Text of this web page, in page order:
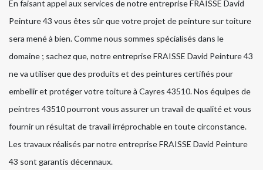
En faisant appel aux services de notre entreprise FRAISSE David
Peinture 43 vous êtes sûr que votre projet de peinture sur toiture
sera mené à bien. Comme nous sommes spécialisés dans le
domaine ; sachez que, notre entreprise FRAISSE David Peinture 43
ne va utiliser que des produits et des peintures certifiés pour
embellir et protéger votre toiture à Cayres 43510. Nos équipes de
peintres 43510 pourront vous assurer un travail de qualité et vous
fournir un résultat de travail irréprochable en toute circonstance.
Les travaux réalisés par notre entreprise FRAISSE David Peinture
43 sont garantis décennaux.